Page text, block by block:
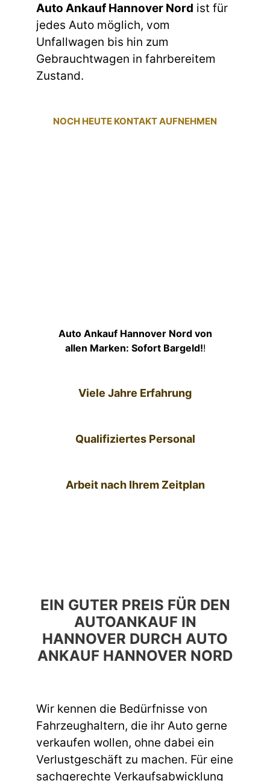
Auto Ankauf Hannover Nord ist für
jedes Auto möglich, vom
Unfallwagen bis hin zum
Gebrauchtwagen in fahrbereitem
Zustand.
NOCH HEUTE KONTAKT AUFNEHMEN
Auto Ankauf Hannover Nord von
allen Marken: Sofort Bargeld!!
Viele Jahre Erfahrung
Qualifiziertes Personal
Arbeit nach Ihrem Zeitplan
EIN GUTER PREIS FÜR DEN
AUTOANKAUF IN
HANNOVER DURCH AUTO
ANKAUF HANNOVER NORD
Wir kennen die Bedürfnisse von
Fahrzeughaltern, die ihr Auto gerne
verkaufen wollen, ohne dabei ein
Verlustgeschäft zu machen. Für eine
sachgerechte Verkaufsabwicklung